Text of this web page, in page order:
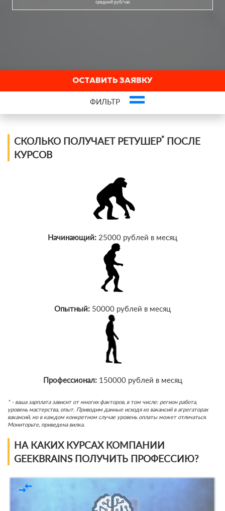
средний руб/час
СКОЛЬКО ПОЛУЧАЕТ РЕТУШЕР* ПОСЛЕ
КУРСОВ
Начинающий: 25000 рублей в месяц
Опытный: 50000 рублей в месяц
Профессионал:150000 рублей в месяц
* - ваша зарплата зависит от многих факторов, в том числе: регион работа,
уровень мастерства, опыт. Приводим данные исходя из вакансий в агрегаторах
вакансий, но в каждом конкретном случае уровень оплаты может отличаться.
Мониторьте, приведена вилка.
НА КАКИХ КУРСАХ КОМПАНИИ
GEEKBRAINS ПОЛУЧИТЬ ПРОФЕССИЮ?
compare_arrows
ОСТАВИТЬ ЗАЯВКУ
ФИЛЬТР
клиентов